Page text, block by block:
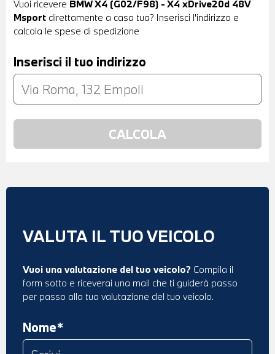
Vuoi ricevere BMW X4 (G02/F98) - X4 xDrive20d 48V
Msport direttamente a casa tua? Inserisci l'indirizzo e
calcola le spese di spedizione
Inserisci il tuo indirizzo
VALUTA IL TUO VEICOLO
Vuoi una valutazione del tuo veicolo? Compila il
form sotto e riceverai una mail che ti guiderà passo
per passo alla tua valutazione del tuo veicolo.
Nome*